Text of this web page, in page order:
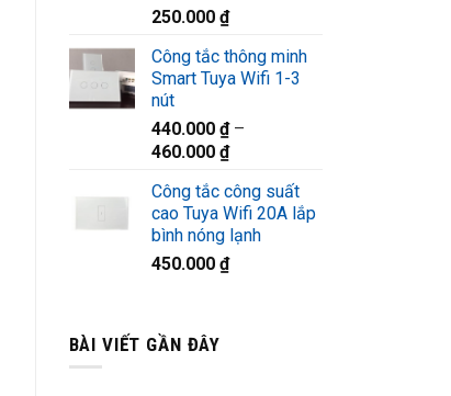
250.000 ₫
Công tắc thông minh
Smart Tuya Wifi 1-3
nút
440.000 ₫–
460.000 ₫
Công tắc công suất
cao Tuya Wifi 20A lắp
bình nóng lạnh
450.000 ₫
BÀI VIẾT GẦN ĐÂY